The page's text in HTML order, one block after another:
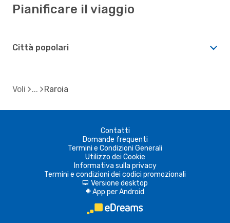
Pianificare il viaggio
Città popolari
Voli Raroia
Contatti
Domande frequenti
Termini e Condizioni Generali
Utilizzo dei Cookie
Informativa sulla privacy
Termini e condizioni dei codici promozionali
d Versione desktop
A App per Android